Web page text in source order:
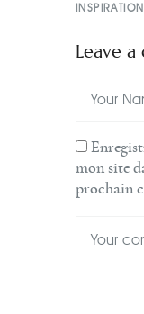
INSPIRATION
Leave
mon site
prochain